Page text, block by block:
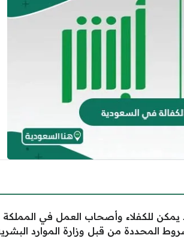
يمكن للكفلاء وأصحاب العمل في المملكة
من قبل وزارة الموارد البشرية